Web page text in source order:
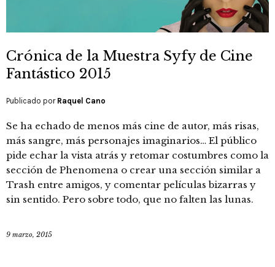
Crónica de la Muestra Syfy de Cine
Fantástico 2015
Publicado por Raquel Cano
Se ha echado de menos más cine de autor, más risas,
más sangre, más personajes imaginarios… El público
pide echar la vista atrás y retomar costumbres como la
sección de Phenomena o crear una sección similar a
Trash entre amigos, y comentar películas bizarras y
sin sentido. Pero sobre todo, que no falten las lunas.
9 marzo, 2015